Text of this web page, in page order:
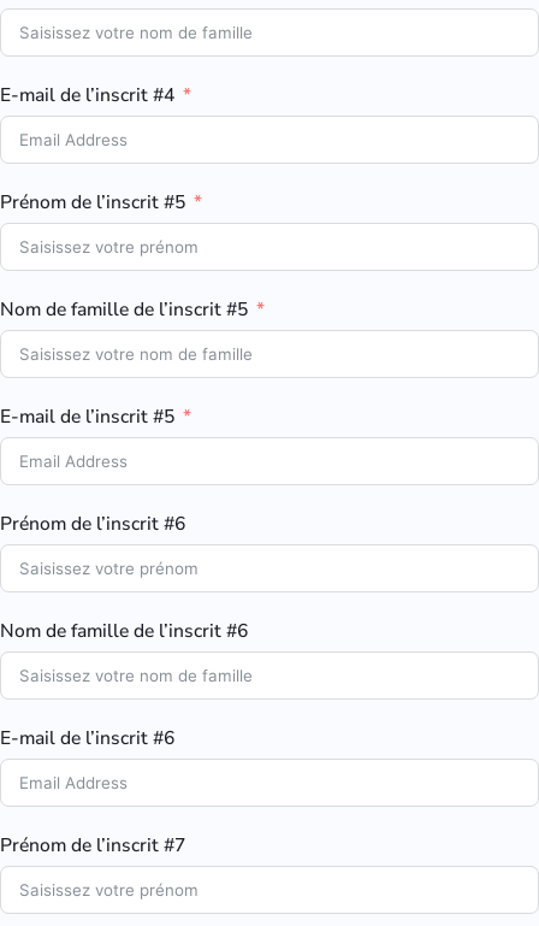
E-mail de l’inscrit #4
Prénom de l’inscrit #5
Nom de famille de l’inscrit #5
E-mail de l’inscrit #5
Prénom de l’inscrit #6
Nom de famille de l’inscrit #6
E-mail de l’inscrit #6
Prénom de l’inscrit #7